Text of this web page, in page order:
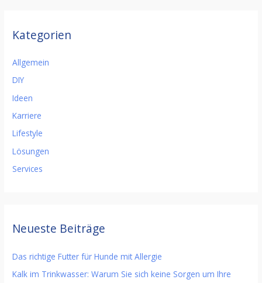
Kategorien
Allgemein
DIY
Ideen
Karriere
Lifestyle
Lösungen
Services
Neueste Beiträge
Das richtige Futter für Hunde mit Allergie
Kalk im Trinkwasser: Warum Sie sich keine Sorgen um Ihre